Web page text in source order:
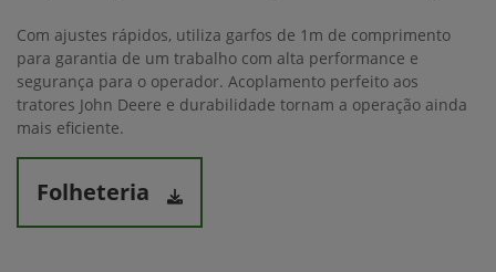
Com ajustes rápidos, utiliza garfos de 1m de comprimento
para garantia de um trabalho com alta performance e
segurança para o operador. Acoplamento perfeito aos
tratores John Deere e durabilidade tornam a operação ainda
mais eficiente.
Folheteria